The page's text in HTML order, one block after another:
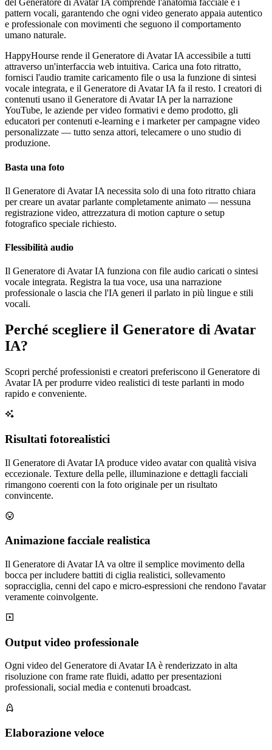
del Generatore di Avatar IA comprende l'anatomia facciale e i
pattern vocali, garantendo che ogni video generato appaia autentico
e professionale con movimenti che seguono il comportamento
umano naturale.
HappyHourse rende il Generatore di Avatar IA accessibile a tutti
attraverso un'interfaccia web intuitiva. Carica una foto ritratto,
fornisci l'audio tramite caricamento file o usa la funzione di sintesi
vocale integrata, e il Generatore di Avatar IA fa il resto. I creatori di
contenuti usano il Generatore di Avatar IA per la narrazione
YouTube, le aziende per video formativi e demo prodotto, gli
educatori per contenuti e-learning e i marketer per campagne video
personalizzate — tutto senza attori, telecamere o uno studio di
produzione.
Basta una foto
Il Generatore di Avatar IA necessita solo di una foto ritratto chiara
per creare un avatar parlante completamente animato — nessuna
registrazione video, attrezzatura di motion capture o setup
fotografico speciale richiesto.
Flessibilità audio
Il Generatore di Avatar IA funziona con file audio caricati o sintesi
vocale integrata. Registra la tua voce, usa una narrazione
professionale o lascia che l'IA generi il parlato in più lingue e stili
vocali.
Perché scegliere il Generatore di Avatar
IA?
Scopri perché professionisti e creatori preferiscono il Generatore di
Avatar IA per produrre video realistici di teste parlanti in modo
rapido e conveniente.
Risultati fotorealistici
Il Generatore di Avatar IA produce video avatar con qualità visiva
eccezionale. Texture della pelle, illuminazione e dettagli facciali
rimangono coerenti con la foto originale per un risultato
convincente.
Animazione facciale realistica
Il Generatore di Avatar IA va oltre il semplice movimento della
bocca per includere battiti di ciglia realistici, sollevamento
sopracciglia, cenni del capo e micro-espressioni che rendono l'avatar
veramente coinvolgente.
Output video professionale
Ogni video del Generatore di Avatar IA è renderizzato in alta
risoluzione con frame rate fluidi, adatto per presentazioni
professionali, social media e contenuti broadcast.
Elaborazione veloce